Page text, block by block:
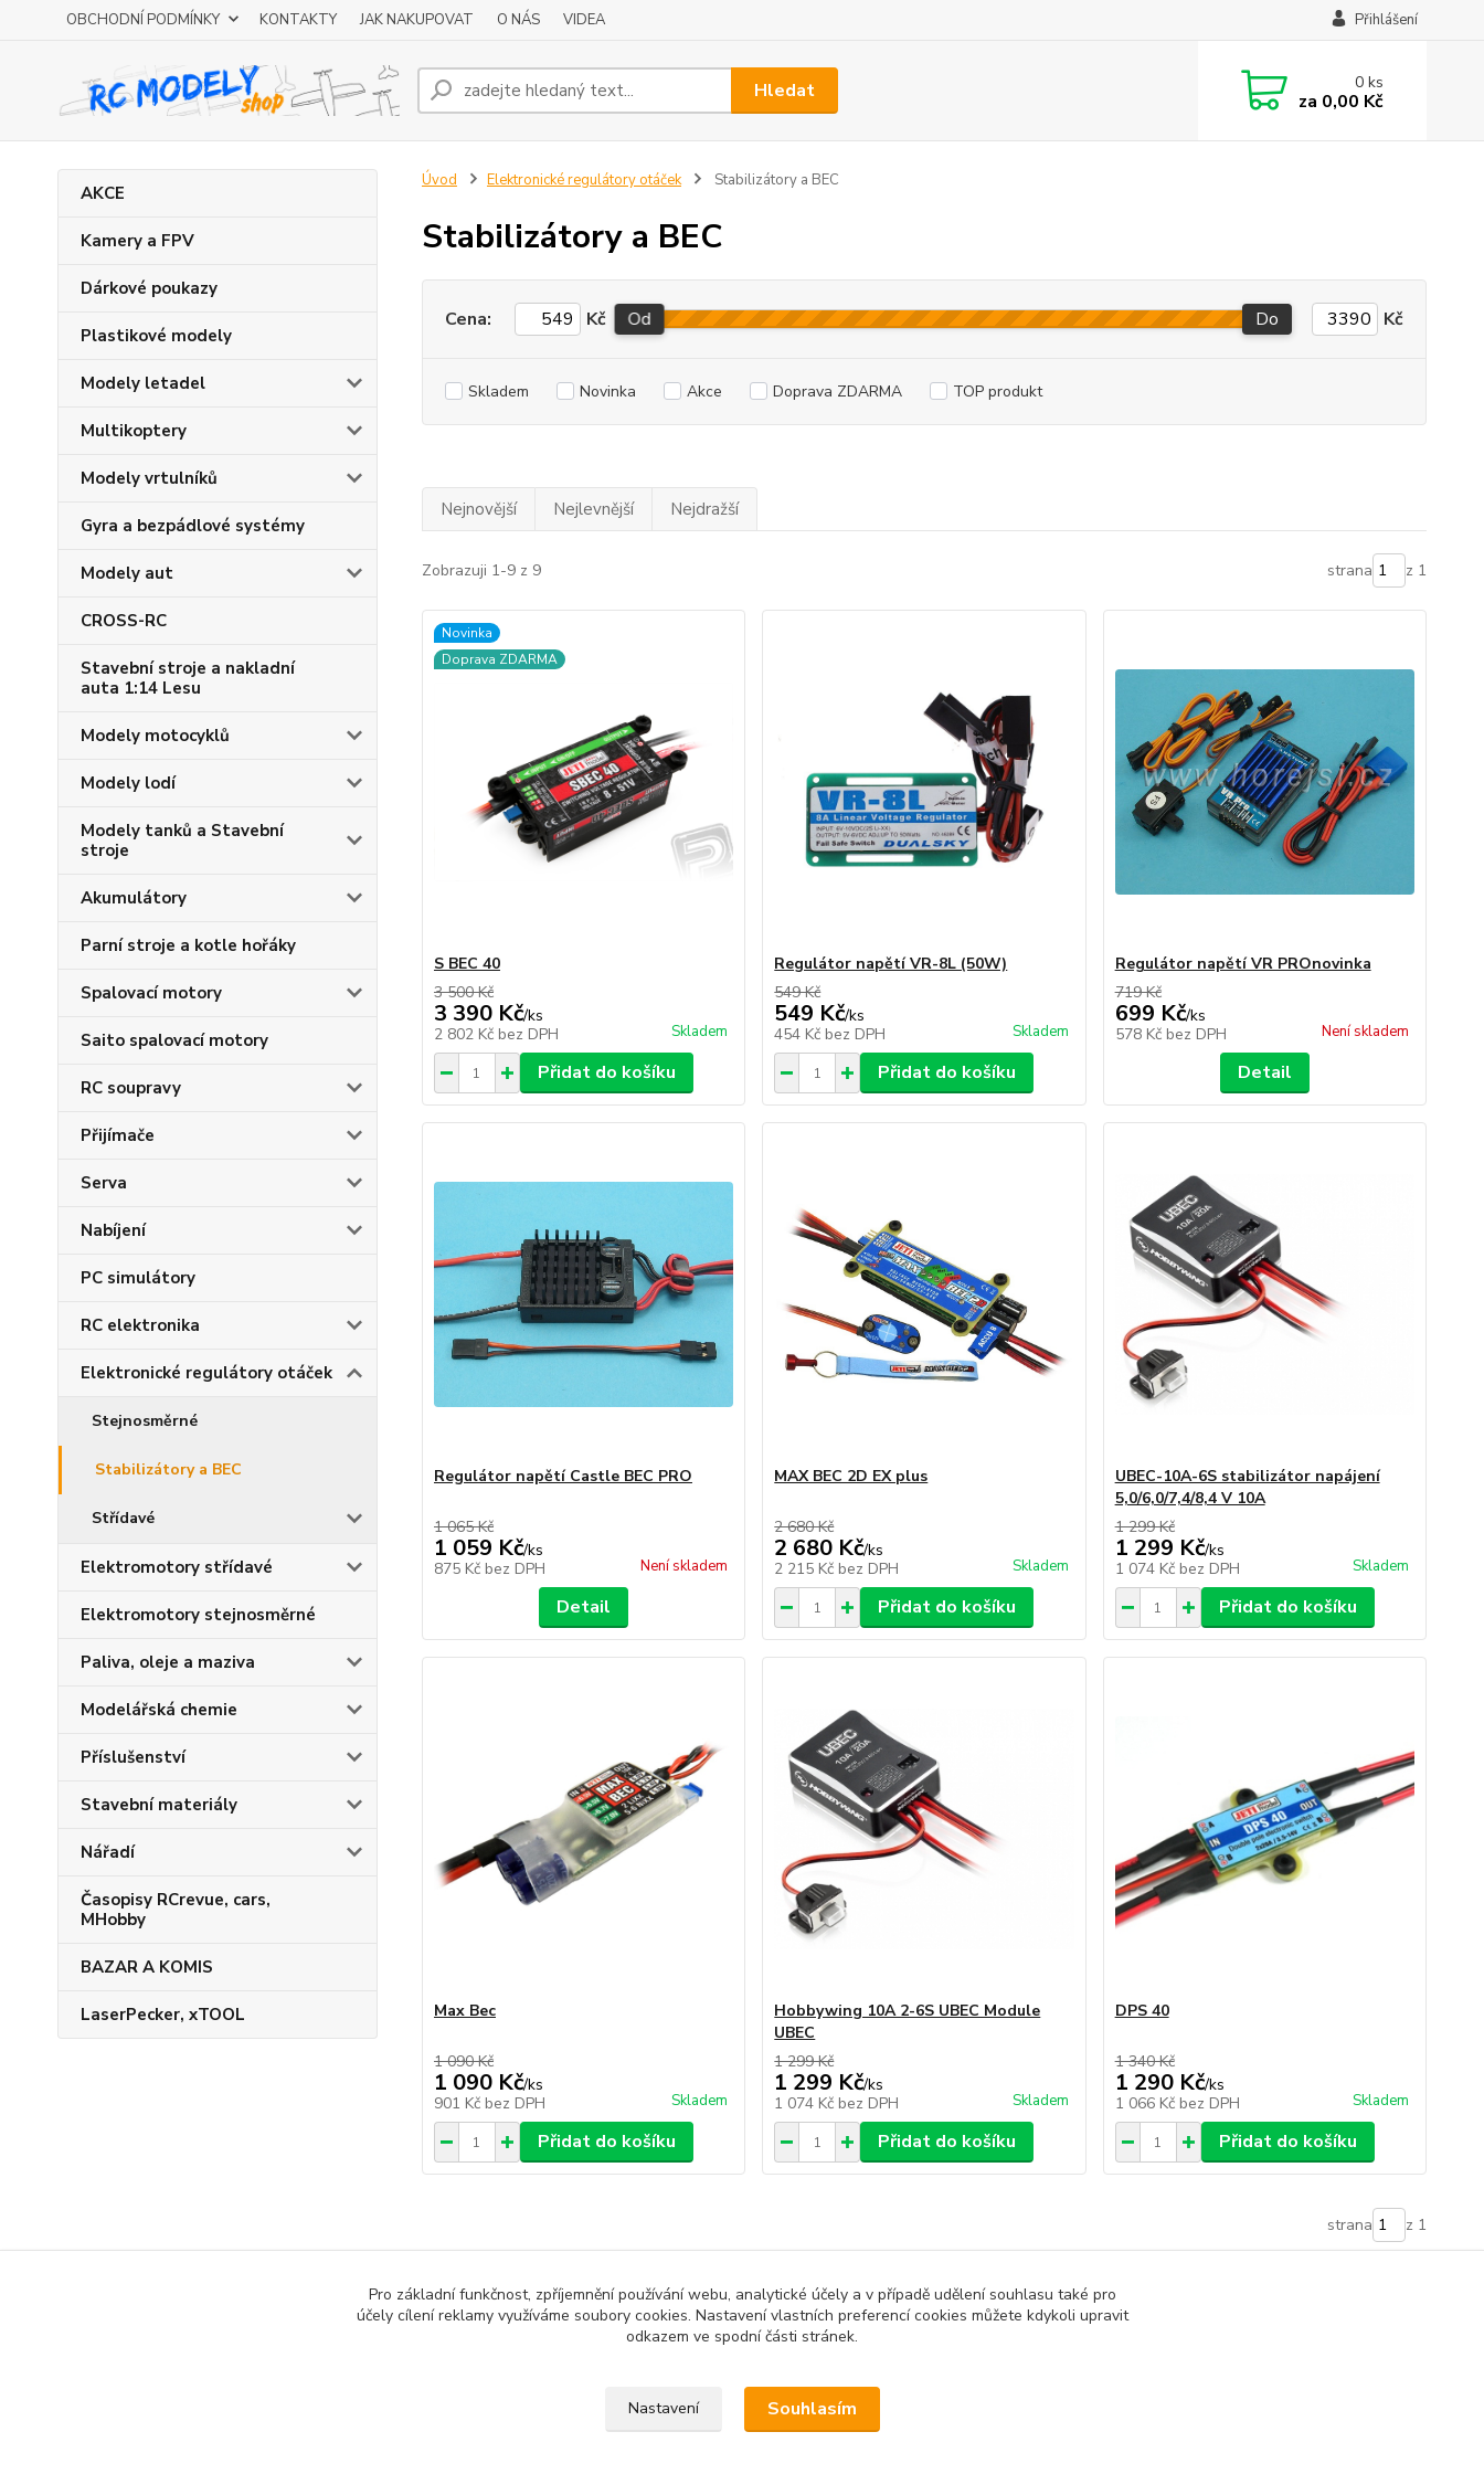
OBCHODNÍ PODMÍNKY KONTAKTY JAK NAKUPOVAT O NÁS VIDEA Přihlášení
Hledat 0ks
za 0,00 Kč
AKCE
Kamery a FPV
Dárkové poukazy
Plastikové modely
Modely letadel
Multikoptery
Modely vrtulníků
Gyra a bezpádlové systémy
Modely aut
CROSS-RC
Stavební stroje a nakladní
auta 1:14 Lesu
Modely motocyklů
Modely lodí
Modely tanků a Stavební
stroje
Akumulátory
Parní stroje a kotle hořáky
Spalovací motory
Saito spalovací motory
RC soupravy
Přijímače
Serva
Nabíjení
PC simulátory
RC elektronika
Elektronické regulátory otáček
Stejnosměrné
Stabilizátory a BEC
Střídavé
Elektromotory střídavé
Elektromotory stejnosměrné
Paliva, oleje a maziva
Modelářská chemie
Příslušenství
Stavební materiály
Nářadí
Časopisy RCrevue, cars,
MHobby
BAZAR A KOMIS
LaserPecker, xTOOL
Úvod Elektronické regulátory otáček Stabilizátory a BEC
Stabilizátory a BEC
Cena: Kč Od Do Kč
Skladem Novinka Akce Doprava ZDARMA TOP produkt
Nejnovější Nejlevnější Nejdražší
Zobrazuji 1-9 z 9 strana z 1
Novinka
Doprava ZDARMA
S BEC 40
3 500 Kč
3 390 Kč/ks
2 802 Kč bez DPH Skladem
Přidat do košíku
Regulátor napětí VR-8L (50W)
549 Kč
549 Kč/ks
454 Kč bez DPH Skladem
Přidat do košíku
Regulátor napětí VR PROnovinka
719 Kč
699 Kč/ks
578 Kč bez DPH Není skladem
Detail
Regulátor napětí Castle BEC PRO
1 065 Kč
1 059 Kč/ks
875 Kč bez DPH Není skladem
Detail
MAX BEC 2D EX plus
2 680 Kč
2 680 Kč/ks
2 215 Kč bez DPH Skladem
Přidat do košíku
UBEC-10A-6S stabilizátor napájení
5,0/6,0/7,4/8,4 V 10A
1 299 Kč
1 299 Kč/ks
1 074 Kč bez DPH Skladem
Přidat do košíku
Max Bec
1 090 Kč
1 090 Kč/ks
901 Kč bez DPH Skladem
Přidat do košíku
Hobbywing 10A 2-6S UBEC Module
UBEC
1 299 Kč
1 299 Kč/ks
1 074 Kč bez DPH Skladem
Přidat do košíku
DPS 40
1 340 Kč
1 290 Kč/ks
1 066 Kč bez DPH Skladem
Přidat do košíku
strana z 1
Pro základní funkčnost, zpříjemnění používání webu, analytické účely a v případě udělení souhlasu také pro
účely cílení reklamy využíváme soubory cookies. Nastavení vlastních preferencí cookies můžete kdykoli upravit
odkazem ve spodní části stránek.
Nastavení Souhlasím